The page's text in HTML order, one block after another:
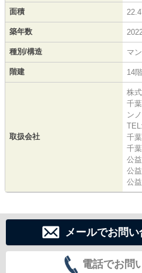
面積
築年数
種別/構造 マ
階建 14
取扱会社
株
千
ン
千
千
公
公
公
メールでお問
電話でお問